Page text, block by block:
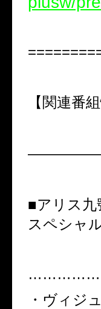
【関連番
■アリス九
スペシャ
・ヴィジ